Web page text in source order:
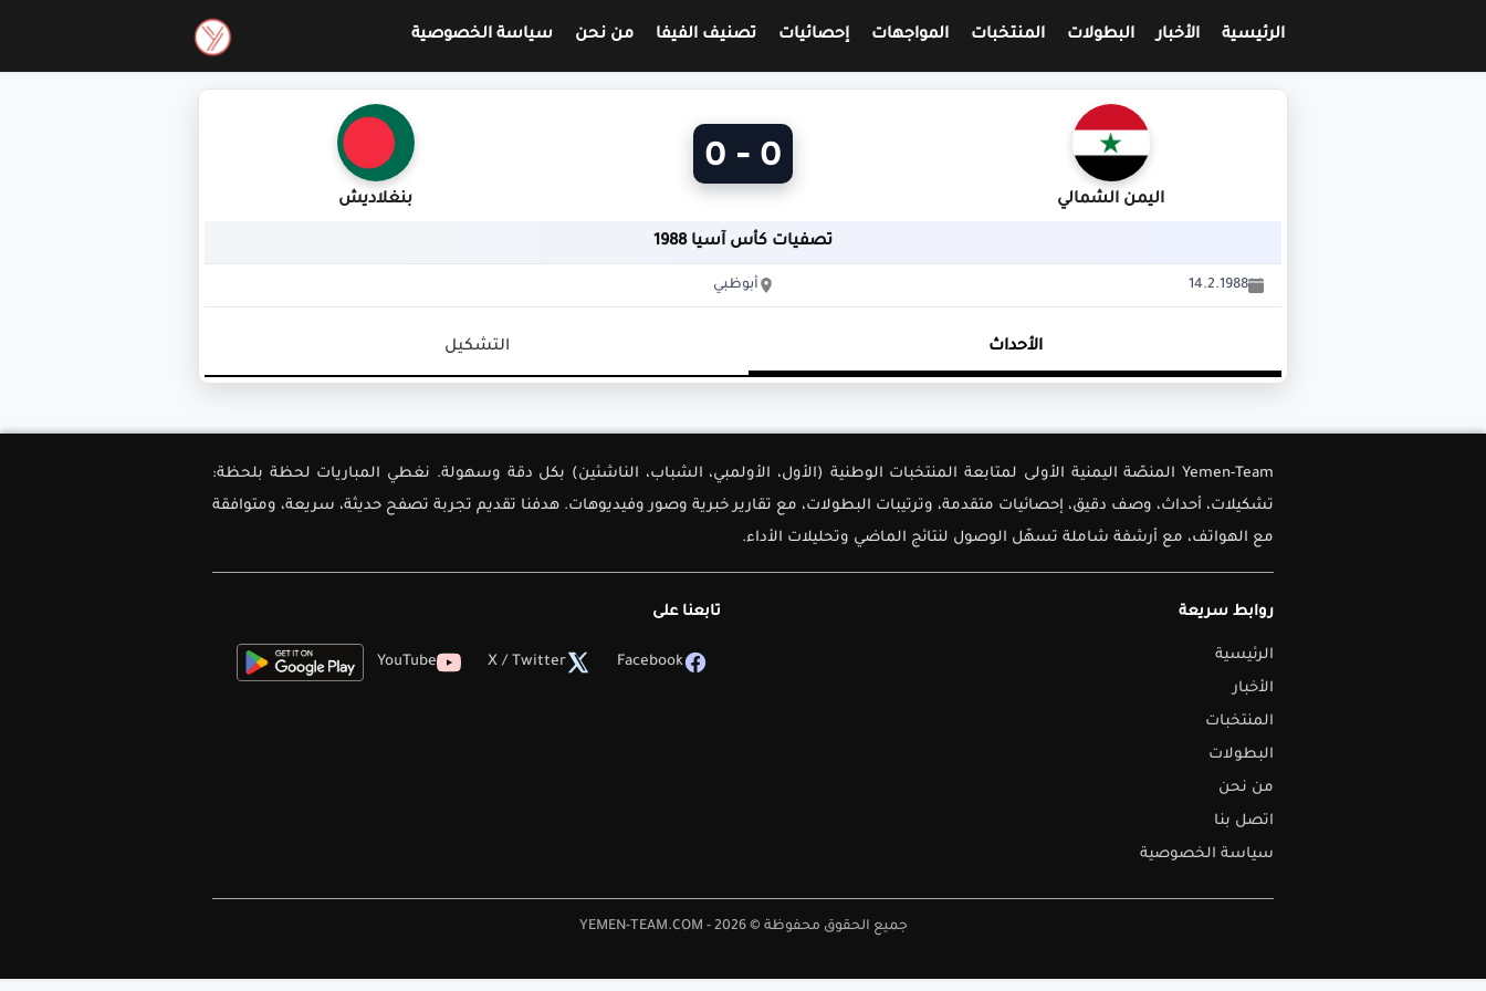
الرئيسية الأخبار البطولات المنتخبات المواجهات إحصائيات تصنيف الفيفا من نحن سياسة الخصوصية
اليمن الشمالي
0 - 0
بنغلاديش
تصفيات كأس آسيا 1988
14.2.1988 أبوظبي
الأحداث التشكيل
Yemen-Team المنصّة اليمنية الأولى لمتابعة المنتخبات الوطنية (الأول، الأولمبي، الشباب، الناشئين) بكل دقة وسهولة. نغطي المباريات لحظة بلحظة:
تشكيلات، أحداث، وصف دقيق، إحصائيات متقدمة، وترتيبات البطولات، مع تقارير خبرية وصور وفيديوهات. هدفنا تقديم تجربة تصفح حديثة، سريعة، ومتوافقة
مع الهواتف، مع أرشفة شاملة تسهّل الوصول لنتائج الماضي وتحليلات الأداء.
روابط سريعة
الرئيسية
الأخبار
المنتخبات
البطولات
من نحن
اتصل بنا
سياسة الخصوصية
تابعنا على
Facebook
X / Twitter
YouTube
جميع الحقوق محفوظة © 2026 - YEMEN-TEAM.COM